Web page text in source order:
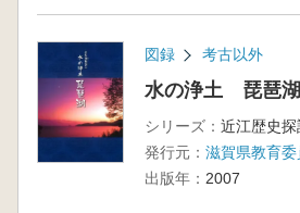
図録 考古以外
水の浄土 琵琶湖
シリーズ：
発行元：
出版年： 2007